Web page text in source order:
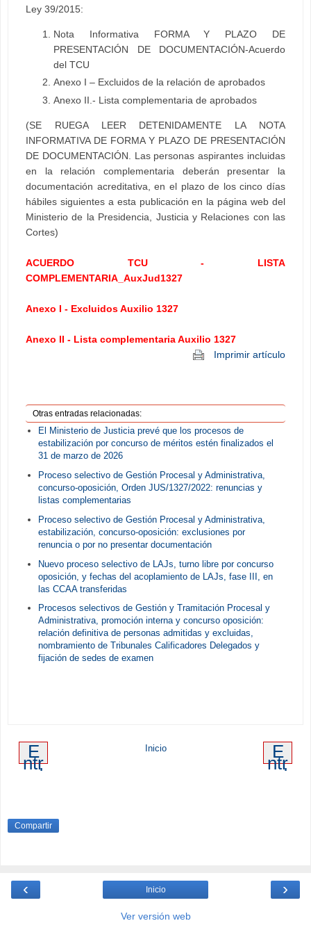
Ley 39/2015:
Nota Informativa FORMA Y PLAZO DE
PRESENTACIÓN DE DOCUMENTACIÓN-Acuerdo
del TCU
Anexo I – Excluidos de la relación de aprobados
Anexo II.- Lista complementaria de aprobados
(SE RUEGA LEER DETENIDAMENTE LA NOTA
INFORMATIVA DE FORMA Y PLAZO DE PRESENTACIÓN
DE DOCUMENTACIÓN. Las personas aspirantes incluidas
en la relación complementaria deberán presentar la
documentación acreditativa, en el plazo de los cinco días
hábiles siguientes a esta publicación en la página web del
Ministerio de la Presidencia, Justicia y Relaciones con las
Cortes)
ACUERDO TCU - LISTA
COMPLEMENTARIA_AuxJud1327
Anexo I - Excluidos Auxilio 1327
Anexo II - Lista complementaria Auxilio 1327
Imprimir artículo
Otras entradas relacionadas:
El Ministerio de Justicia prevé que los procesos de
estabilización por concurso de méritos estén finalizados el
31 de marzo de 2026
Proceso selectivo de Gestión Procesal y Administrativa,
concurso-oposición, Orden JUS/1327/2022: renuncias y
listas complementarias
Proceso selectivo de Gestión Procesal y Administrativa,
estabilización, concurso-oposición: exclusiones por
renuncia o por no presentar documentación
Nuevo proceso selectivo de LAJs, turno libre por concurso
oposición, y fechas del acoplamiento de LAJs, fase III, en
las CCAA transferidas
Procesos selectivos de Gestión y Tramitación Procesal y
Administrativa, promoción interna y concurso oposición:
relación definitiva de personas admitidas y excluidas,
nombramiento de Tribunales Calificadores Delegados y
fijación de sedes de examen
E
ntr
ad
re
ci
E
ntr
ad
Inicio
Compartir
‹ ›
Inicio
Ver versión web